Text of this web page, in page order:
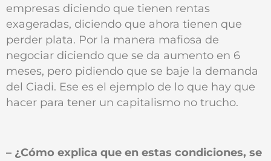
empresas diciendo que tienen rentas
exageradas, diciendo que ahora tienen que
perder plata. Por la manera mafiosa de
negociar diciendo que se da aumento en 6
meses, pero pidiendo que se baje la demanda
del Ciadi. Ese es el ejemplo de lo que hay que
hacer para tener un capitalismo no trucho.
– ¿Cómo explica que en estas condiciones, se